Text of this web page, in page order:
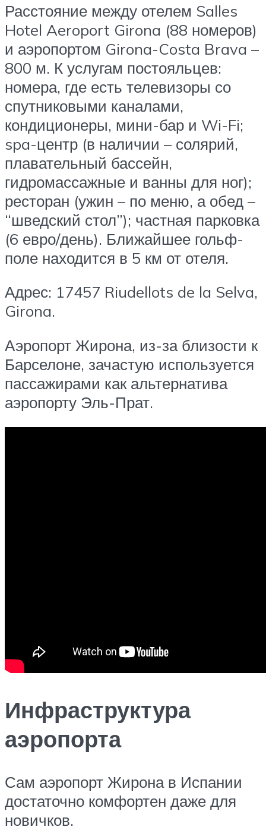
Расстояние между отелем Salles
Hotel Aeroport Girona (88 номеров)
и аэропортом Girona-Costa Brava –
800 м. К услугам постояльцев:
номера, где есть телевизоры со
спутниковыми каналами,
кондиционеры, мини-бар и Wi-Fi;
spa-центр (в наличии – солярий,
плавательный бассейн,
гидромассажные и ванны для ног);
ресторан (ужин – по меню, а обед –
“шведский стол”); частная парковка
(6 евро/день). Ближайшее гольф-
поле находится в 5 км от отеля.
Адрес: 17457 Riudellots de la Selva,
Girona.
Аэропорт Жирона, из-за близости к
Барселоне, зачастую используется
пассажирами как альтернатива
аэропорту Эль-Прат.
Инфраструктура
аэропорта
Сам аэропорт Жирона в Испании
достаточно комфортен даже для
новичков.